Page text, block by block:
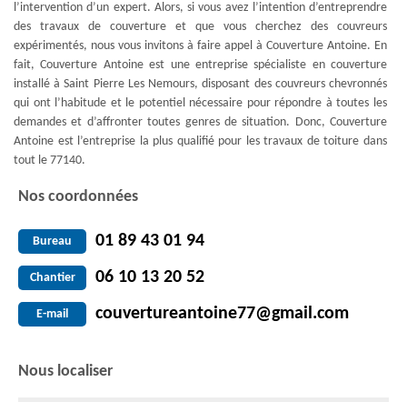
l’intervention d’un expert. Alors, si vous avez l’intention d’entreprendre
des travaux de couverture et que vous cherchez des couvreurs
expérimentés, nous vous invitons à faire appel à Couverture Antoine. En
fait, Couverture Antoine est une entreprise spécialiste en couverture
installé à Saint Pierre Les Nemours, disposant des couvreurs chevronnés
qui ont l’habitude et le potentiel nécessaire pour répondre à toutes les
demandes et d’affronter toutes genres de situation. Donc, Couverture
Antoine est l’entreprise la plus qualifié pour les travaux de toiture dans
tout le 77140.
Nos coordonnées
Bureau 01 89 43 01 94
Chantier 06 10 13 20 52
E-mail couvertureantoine77@gmail.com
Nous localiser